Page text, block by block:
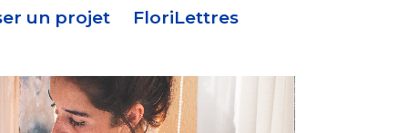
un projet FloriLettres